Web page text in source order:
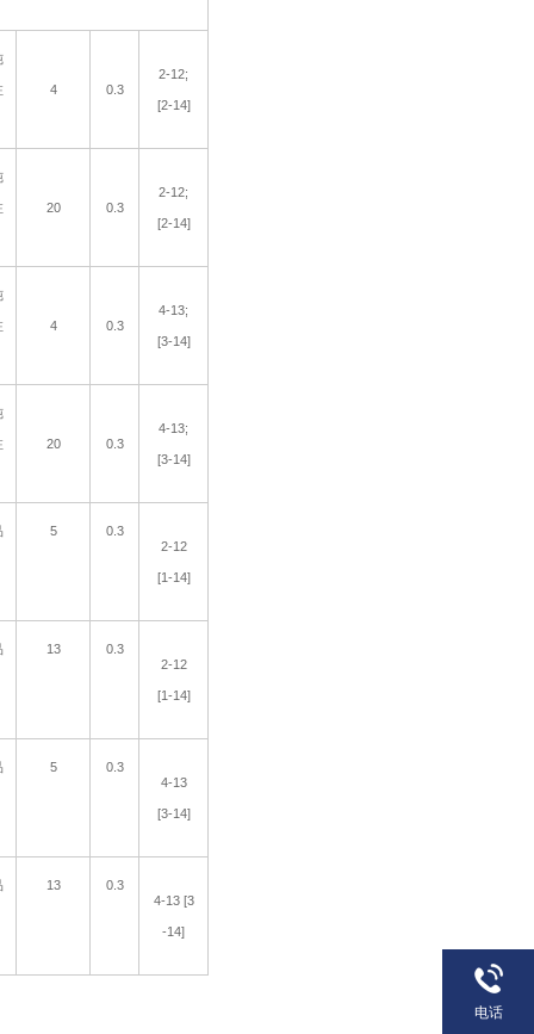
4 0.3
2-12;
[2-14]
20 0.3
2-12;
[2-14]
4 0.3
4-13;
[3-14]
20 0.3
4-13;
[3-14]
5
0.3
2-12
[1-14]
13
0.3
2-12
[1-14]
5
0.3
4-13
[3-14]
13
0.3
4-13 [3
-14]
电话